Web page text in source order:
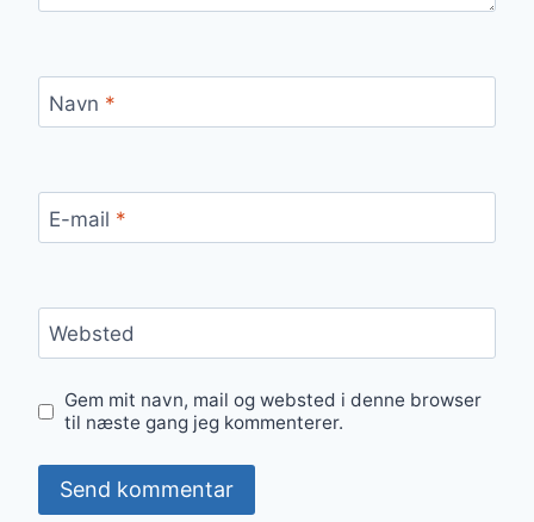
Navn *
E-mail *
Websted
Gem mit navn, mail og websted i denne browser
til næste gang jeg kommenterer.